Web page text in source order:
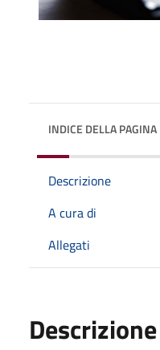
INDICE DELLA PAGINA
Descrizione
A cura di
Allegati
Descrizione